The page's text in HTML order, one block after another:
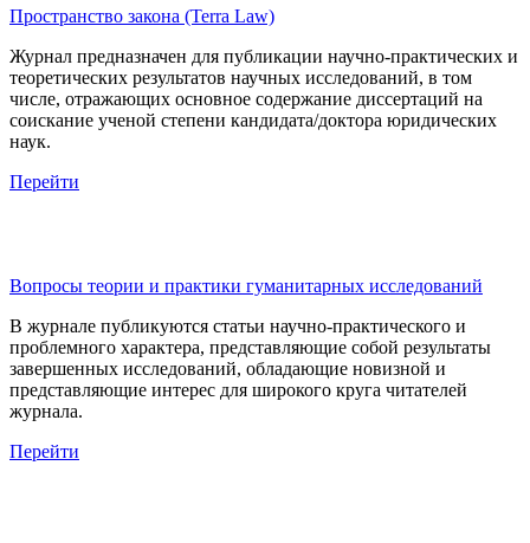
Пространство закона (Terra Law)
Журнал предназначен для публикации научно-практических и
теоретических результатов научных исследований, в том
числе, отражающих основное содержание диссертаций на
соискание ученой степени кандидата/доктора юридических
наук.
Перейти
Вопросы теории и практики гуманитарных исследований
В журнале публикуются статьи научно-практического и
проблемного характера, представляющие собой результаты
завершенных исследований, обладающие новизной и
представляющие интерес для широкого круга читателей
журнала.
Перейти